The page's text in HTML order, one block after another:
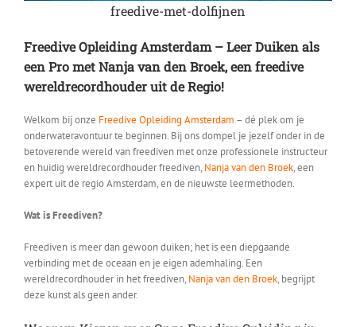
freedive-met-dolfijnen
Freedive Opleiding Amsterdam –Leer Duiken als
een Pro met Nanja van den Broek, een freedive
wereldrecordhouder uit de Regio!
Welkom bij onze Freedive Opleiding Amsterdam – dé plek om je
onderwateravontuur te beginnen. Bij ons dompel je jezelf onder in de
betoverende wereld van freediven met onze professionele instructeur
en huidig wereldrecordhouder freediven, Nanja van den Broek, een
expert uit de regio Amsterdam, en de nieuwste leermethoden.
Wat is Freediven?
Freediven is meer dan gewoon duiken; het is een diepgaande
verbinding met de oceaan en je eigen ademhaling. Een
wereldrecordhouder in het freediven, Nanja van den Broek, begrijpt
deze kunst als geen ander.